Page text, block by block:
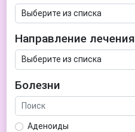
Направление лечения
Болезни
Аденоиды